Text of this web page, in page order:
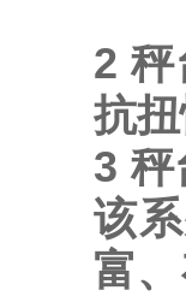
2秤
抗
3 秤
该
富